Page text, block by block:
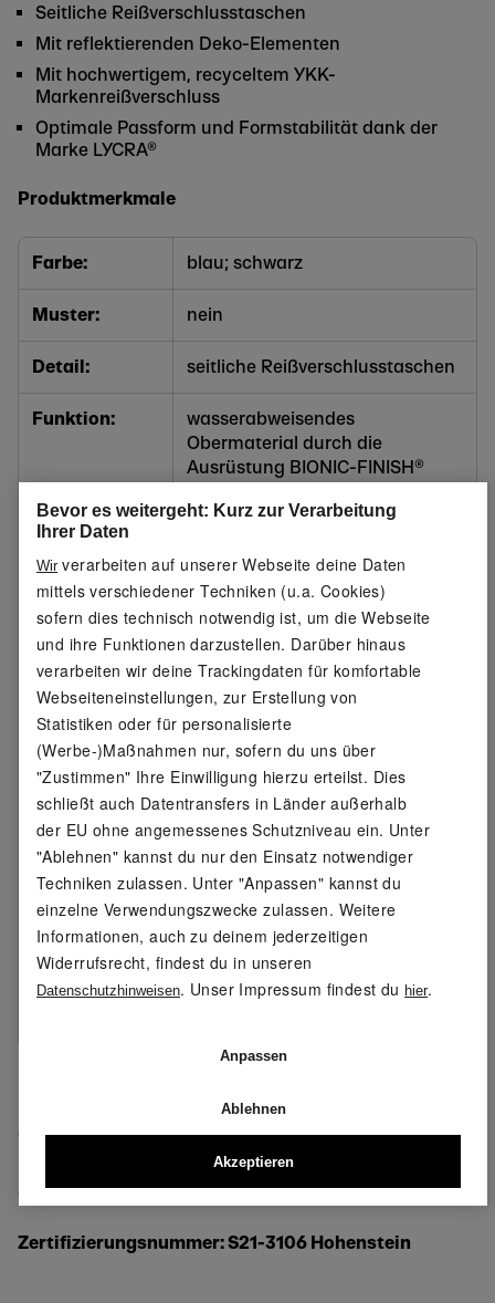
Seitliche Reißverschlusstaschen
Mit reflektierenden Deko-Elementen
Mit hochwertigem, recyceltem YKK-
Markenreißverschluss
Optimale Passform und Formstabilität dank der
Marke LYCRA®
Produktmerkmale
Farbe: blau; schwarz
Muster: nein
Detail: seitliche Reißverschlusstaschen
Funktion:
wasserabweisendes
Obermaterial durch die
Ausrüstung BIONIC-FINISH®
Schnitt:
Kragenform: Stehkragen
Kapuze: nein
Material:
Obermaterial Wattierung/Futter:
100 % Polyester (recycelt);
Obermaterial: 93 % Polyester
(recycelt), 7 % Elasthan (LYCRA®)
Pflegehinweis:
waschen bei max. 40 °C
(Pflegeleicht)
nicht bleichen
schonende Trocknung im
Wäschetrockner bei max. 60 °C
nicht bügeln
nicht trockenreinigen
Meine Lidl-Größe – so einfach gehts
OEKO-TEX® STANDARD 100
Geprüft auf Schadstoffe
Zertifizierungsnummer: S21-3106 Hohenstein
Bevor es weitergeht: Kurz zur Verarbeitung
Ihrer Daten
Wirverarbeiten auf unserer Webseite deine Daten
mittels verschiedener Techniken (u.a. Cookies)
sofern dies technisch notwendig ist, um die Webseite
und ihre Funktionen darzustellen. Darüber hinaus
verarbeiten wir deine Trackingdaten für komfortable
Webseiteneinstellungen, zur Erstellung von
Statistiken oder für personalisierte
(Werbe-)Maßnahmen nur, sofern du uns über
"Zustimmen" Ihre Einwilligung hierzu erteilst. Dies
schließt auch Datentransfers in Länder außerhalb
der EU ohne angemessenes Schutzniveau ein. Unter
"Ablehnen" kannst du nur den Einsatz notwendiger
Techniken zulassen. Unter "Anpassen" kannst du
einzelne Verwendungszwecke zulassen. Weitere
Informationen, auch zu deinem jederzeitigen
Widerrufsrecht, findest du in unseren
Datenschutzhinweisen. Unser Impressum findest du hier.
Anpassen
Ablehnen
Akzeptieren